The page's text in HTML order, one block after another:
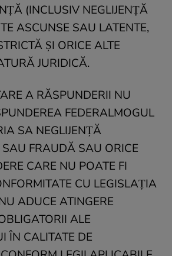
(INCLUSIV NEGLIJENȚĂ
ASCUNSE SAU LATENTE,
ȘI ORICE ALTE
JURIDICĂ.
A RĂSPUNDERII NU
FEDERALMOGUL
SA NEGLIJENȚĂ
FRAUDĂ SAU ORICE
CARE NU POATE FI
CU LEGISLAȚIA
ADUCE ATINGERE
ALE
ÎN CALITATE DE